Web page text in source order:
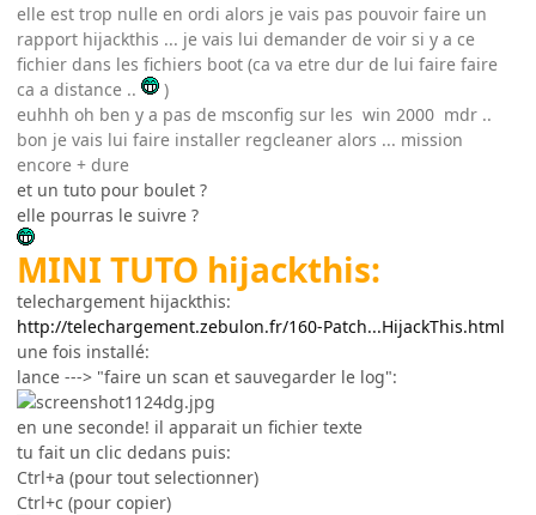
elle est trop nulle en ordi alors je vais pas pouvoir faire un
rapport hijackthis ... je vais lui demander de voir si y a ce
fichier dans les fichiers boot (ca va etre dur de lui faire faire
ca a distance ..
)
euhhh oh ben y a pas de msconfig sur les win 2000 mdr ..
bon je vais lui faire installer regcleaner alors ... mission
encore + dure
et un tuto pour boulet ?
elle pourras le suivre ?
MINI TUTO hijackthis:
telechargement hijackthis:
http://telechargement.zebulon.fr/160-Patch...HijackThis.html
une fois installé:
lance ---> "faire un scan et sauvegarder le log":
en une seconde! il apparait un fichier texte
tu fait un clic dedans puis:
Ctrl+a (pour tout selectionner)
Ctrl+c (pour copier)